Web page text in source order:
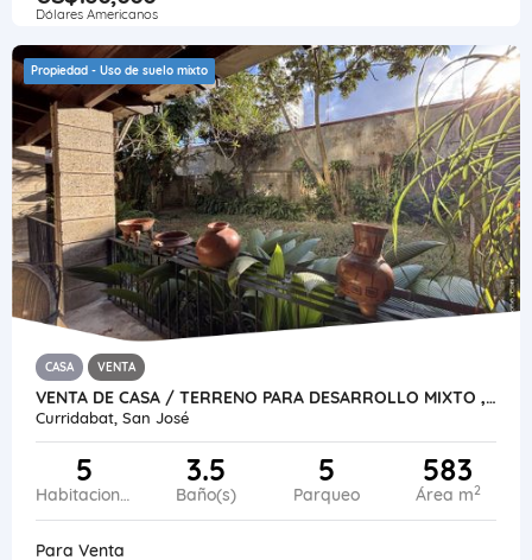
Dólares Americanos
Propiedad - Uso de suelo mixto
CASA VENTA
VENTA DE CASA / TERRENO PARA DESARROLLO MIXTO , CURRIDABAT SAN JOSÉ
Curridabat, San José
5
Habitaciones
3.5
Baño(s)
5
Parqueo
583
Área m2
Para Venta